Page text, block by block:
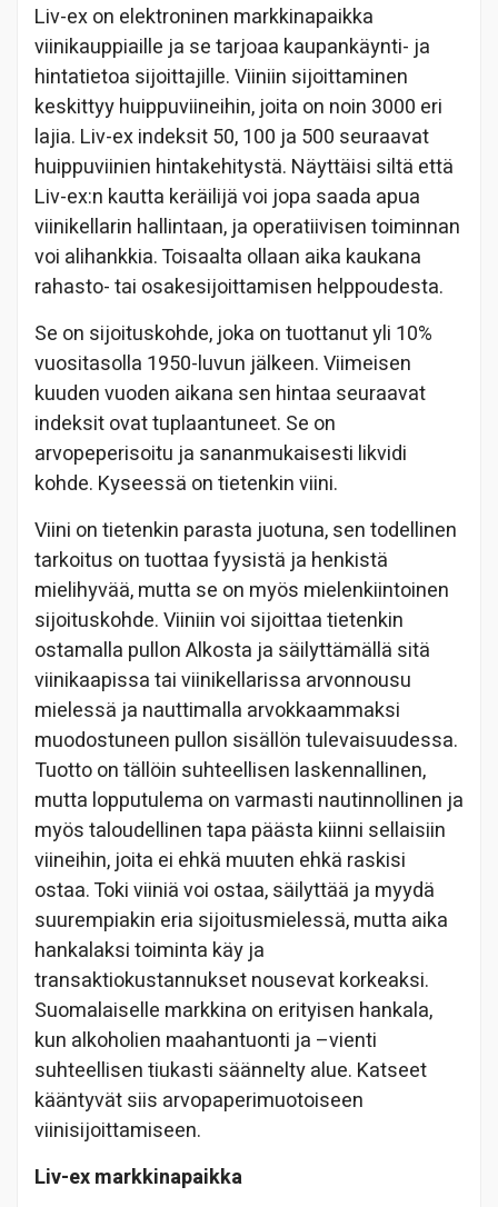
Liv-ex on elektroninen markkinapaikka
viinikauppiaille ja se tarjoaa kaupankäynti- ja
hintatietoa sijoittajille. Viiniin sijoittaminen
keskittyy huippuviineihin, joita on noin 3000 eri
lajia. Liv-ex indeksit 50, 100 ja 500 seuraavat
huippuviinien hintakehitystä. Näyttäisi siltä että
Liv-ex:n kautta keräilijä voi jopa saada apua
viinikellarin hallintaan, ja operatiivisen toiminnan
voi alihankkia. Toisaalta ollaan aika kaukana
rahasto- tai osakesijoittamisen helppoudesta.
Se on sijoituskohde, joka on tuottanut yli 10%
vuositasolla 1950-luvun jälkeen. Viimeisen
kuuden vuoden aikana sen hintaa seuraavat
indeksit ovat tuplaantuneet. Se on
arvopeperisoitu ja sananmukaisesti likvidi
kohde. Kyseessä on tietenkin viini.
Viini on tietenkin parasta juotuna, sen todellinen
tarkoitus on tuottaa fyysistä ja henkistä
mielihyvää, mutta se on myös mielenkiintoinen
sijoituskohde. Viiniin voi sijoittaa tietenkin
ostamalla pullon Alkosta ja säilyttämällä sitä
viinikaapissa tai viinikellarissa arvonnousu
mielessä ja nauttimalla arvokkaammaksi
muodostuneen pullon sisällön tulevaisuudessa.
Tuotto on tällöin suhteellisen laskennallinen,
mutta lopputulema on varmasti nautinnollinen ja
myös taloudellinen tapa päästa kiinni sellaisiin
viineihin, joita ei ehkä muuten ehkä raskisi
ostaa. Toki viiniä voi ostaa, säilyttää ja myydä
suurempiakin eria sijoitusmielessä, mutta aika
hankalaksi toiminta käy ja
transaktiokustannukset nousevat korkeaksi.
Suomalaiselle markkina on erityisen hankala,
kun alkoholien maahantuonti ja –vienti
suhteellisen tiukasti säännelty alue. Katseet
kääntyvät siis arvopaperimuotoiseen
viinisijoittamiseen.
Liv-ex markkinapaikka